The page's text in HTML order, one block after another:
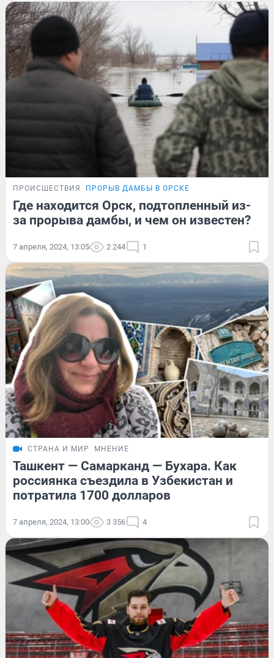
ПРОИСШЕСТВИЯ ПРОРЫВ ДАМБЫ В ОРСКЕ
Где находится Орск, подтопленный из-
за прорыва дамбы, и чем он известен?
7 апреля, 2024, 13:05 2 244 1
СТРАНА И МИР МНЕНИЕ
Ташкент — Самарканд — Бухара. Как
россиянка съездила в Узбекистан и
потратила 1700 долларов
7 апреля, 2024, 13:00 3 356 4